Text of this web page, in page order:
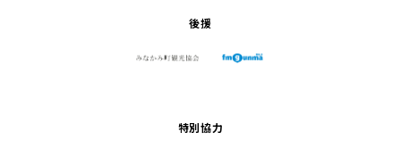
後援
特別協力